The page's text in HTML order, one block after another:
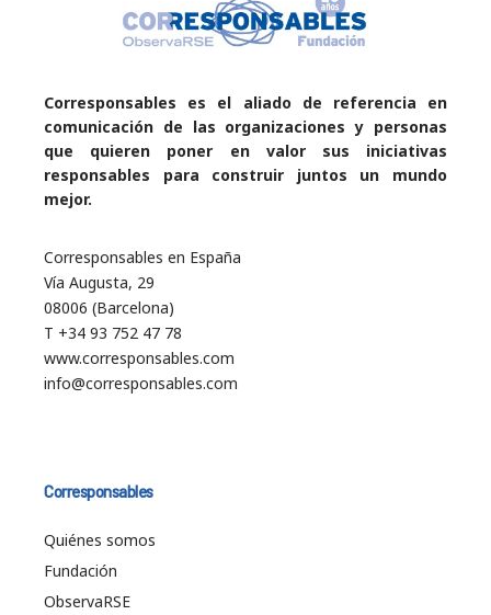
Corresponsables es el aliado de referencia en
comunicación de las organizaciones y personas
que quieren poner en valor sus iniciativas
responsables para construir juntos un mundo
mejor.
Corresponsables en España
Vía Augusta, 29
08006 (Barcelona)
T +34 93 752 47 78
www.corresponsables.com
info@corresponsables.com
Corresponsables
Quiénes somos
Fundación
ObservaRSE